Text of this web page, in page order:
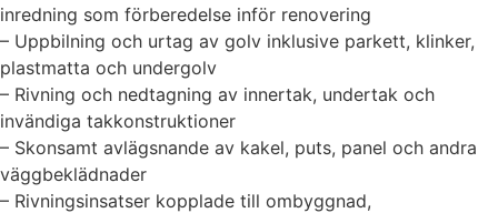
inredning som förberedelse inför renovering
– Uppbilning och urtag av golv inklusive parkett, klinker,
plastmatta och undergolv
– Rivning och nedtagning av innertak, undertak och
invändiga takkonstruktioner
– Skonsamt avlägsnande av kakel, puts, panel och andra
väggbeklädnader
– Rivningsinsatser kopplade till ombyggnad,